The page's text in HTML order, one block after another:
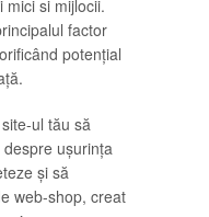
si mijlocii.
factor
potențial
ul tău să
ușurința
și să
web-shop, creat